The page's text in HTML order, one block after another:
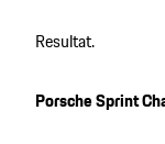
Resultat.
Porsche Sprint